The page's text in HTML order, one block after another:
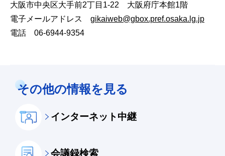
大阪市中央区大手前2丁目1-22 大阪府庁本館1階
電子メールアドレス gikaiweb@gbox.pref.osaka.lg.jp
電話 06-6944-9354
その他の情報を見る
インターネット中継
会議録検索